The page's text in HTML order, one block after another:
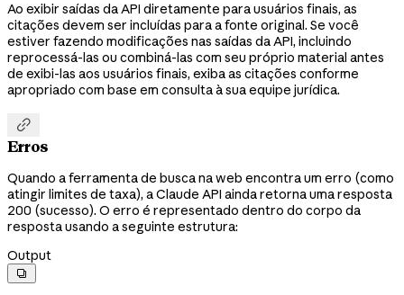
Ao exibir saídas da API diretamente para usuários finais, as
citações devem ser incluídas para a fonte original. Se você
estiver fazendo modificações nas saídas da API, incluindo
reprocessá-las ou combiná-las com seu próprio material antes
de exibi-las aos usuários finais, exiba as citações conforme
apropriado com base em consulta à sua equipe jurídica.

Erros
Quando a ferramenta de busca na web encontra um erro (como
atingir limites de taxa), a Claude API ainda retorna uma resposta
200 (sucesso). O erro é representado dentro do corpo da
resposta usando a seguinte estrutura:
Output
